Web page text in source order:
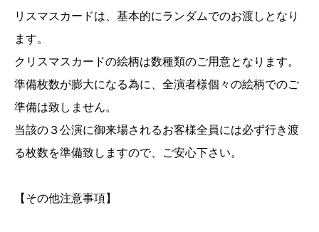
リスマスカードは、基本的にランダムでのお渡しとなり
ます。
クリスマスカードの絵柄は数種類のご用意となります。
準備枚数が膨大になる為に、全演者様個々の絵柄でのご
準備は致しません。
当該の３公演に御来場されるお客様全員には必ず行き渡
る枚数を準備致しますので、ご安心下さい。
【その他注意事項】